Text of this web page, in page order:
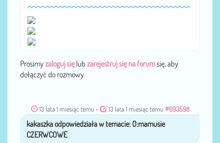
Prosimyzaloguj sięlub zarejestruj się na forumsię, aby
dołączyć do rozmowy.
13 lata 1 miesiąc temu - 13 lata 1 miesiąc temu #693598
przezkakaszka